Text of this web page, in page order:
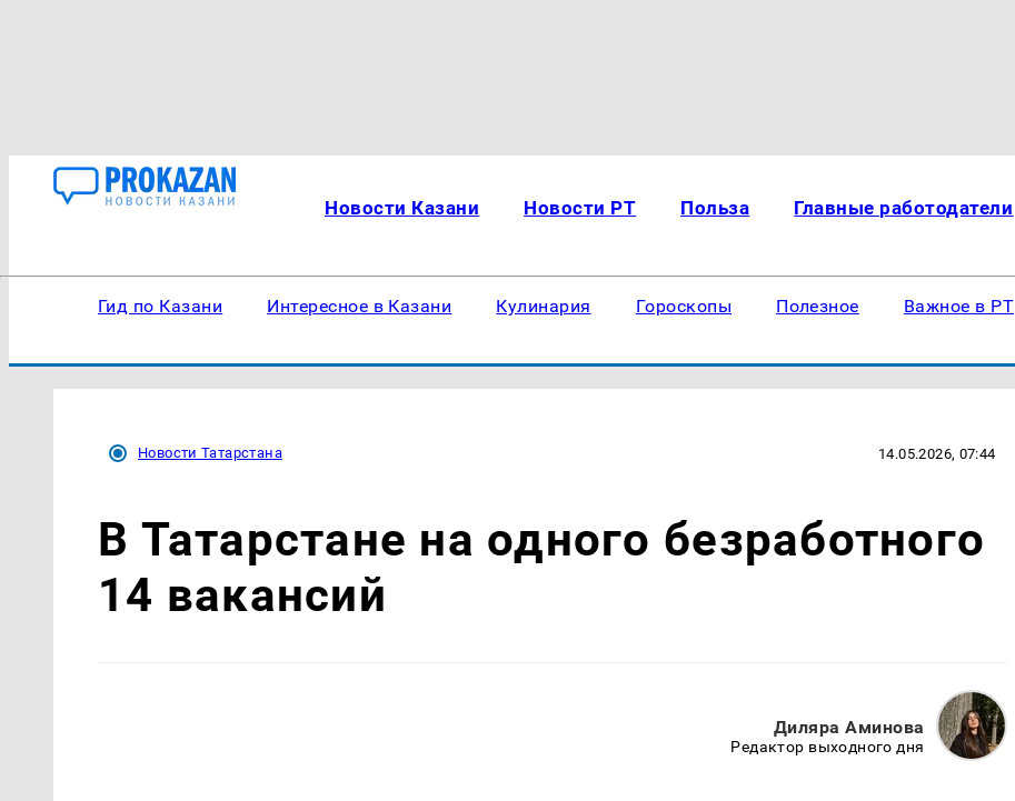
Новости Казани Новости РТ Польза Главные работодатели
Гид по Казани Интересное в Казани Кулинария Гороскопы Полезное Важное в РТ
Новости Татарстана 14.05.2026, 07:44
В Татарстане на одного безработного
14 вакансий
Диляра Аминова
Редактор выходного дня